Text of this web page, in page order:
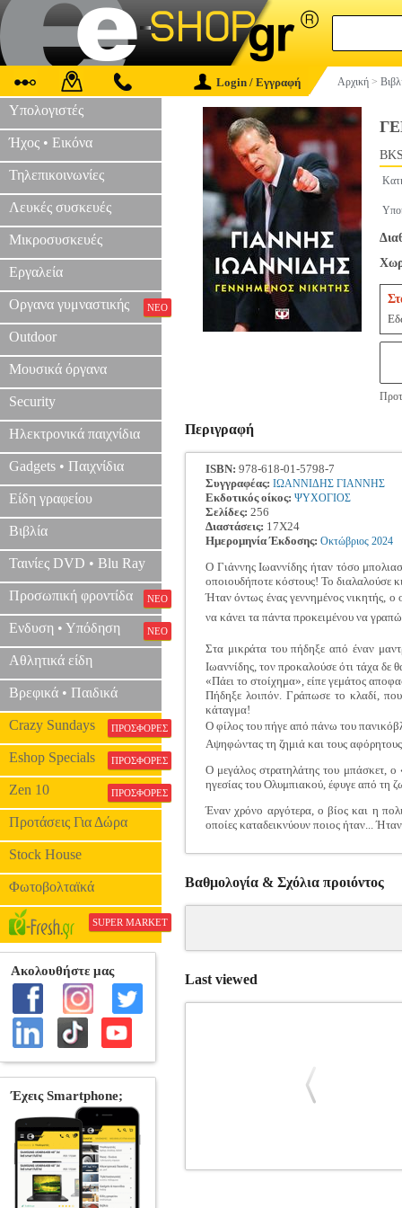
Login / Εγγραφή Αρχική >
Υπολογιστές
Ήχος • Εικόνα
Τηλεπικοινωνίες
Λευκές συσκευές
Μικροσυσκευές
Εργαλεία
Οργανα γυμναστικής ΝΕΟ
Outdoor
Μουσικά όργανα
Security
Ηλεκτρονικά παιχνίδια
Gadgets • Παιχνίδια
Είδη γραφείου
Βιβλία
Ταινίες DVD • Blu Ray
Προσωπική φροντίδα ΝΕΟ
Ενδυση • Υπόδηση ΝΕΟ
Αθλητικά είδη
Βρεφικά • Παιδικά
Crazy Sundays ΠΡΟΣΦΟΡΕΣ
Eshop Specials ΠΡΟΣΦΟΡΕΣ
Zen 10 ΠΡΟΣΦΟΡΕΣ
Προτάσεις Για Δώρα
Stock House
Φωτοβολταϊκά
SUPER MARKET
Περιγραφή
ISBN: 978-618-01-5798-7
Συγγραφέας: ΙΩΑΝΝΙΔΗΣ ΓΙΑΝΝΗΣ
Εκδοτικός οίκος: ΨΥΧΟΓΙΟΣ
Σελίδες: 256
Διαστάσεις: 17Χ24
Ημερομηνία Έκδοσης: Οκτώβριος 2024
Ο Γιάννης Ιωαννίδης ήταν τόσο
οποιουδήποτε κόστους! Το διαλαλούσε
Ήταν όντως ένας γεννημένος νικητής,
να κάνει τα πάντα προκειμένου να
Στα μικράτα του πήδηξε από έναν
Ιωαννίδης, τον προκαλούσε ότι τάχα δε
«Πάει το στοίχημα», είπε γεμάτος
Πήδηξε λοιπόν. Γράπωσε το κλαδί, που
κάταγμα!
Ο φίλος του πήγε από πάνω του
Αψηφώντας τη ζημιά και τους
Ο μεγάλος στρατηλάτης του μπάσκετ,
ηγεσίας του Ολυμπιακού, έφυγε από τη
Έναν χρόνο αργότερα, ο βίος και η
οποίες καταδεικνύουν ποιος
Βαθμολογία & Σχόλια προιόντος
Last viewed